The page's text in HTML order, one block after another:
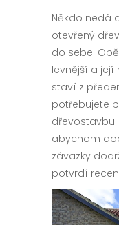
Někdo nedá
otevřený
do sebe.
levnější a její
staví z
potřebujete
abychom
závazky
potvrdí